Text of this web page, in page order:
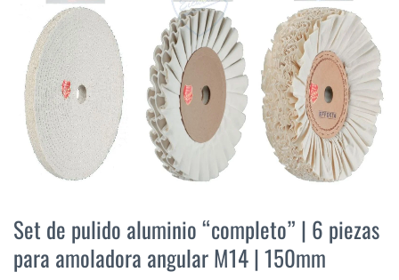
comienzo
de
la
Set de pulido aluminio “completo” | 6 piezas
para amoladora angular M14 | 150mm